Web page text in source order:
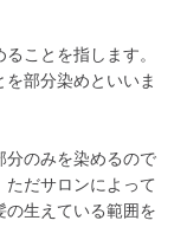
ことを指します。
部分染めといいま
分のみを染めるので
だサロンによって
の生えている範囲を